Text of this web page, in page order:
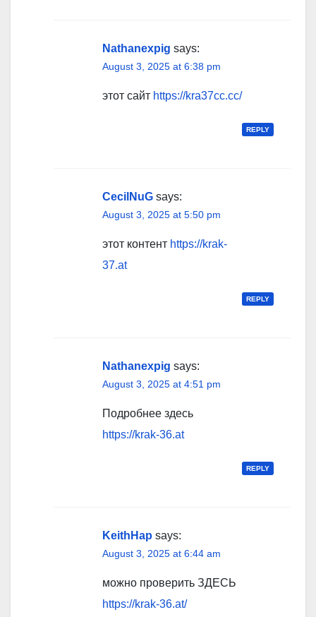
Nathanexpig says:
August 3, 2025 at 6:38 pm
этот сайт https://kra37cc.cc/
REPLY
CecilNuG says:
August 3, 2025 at 5:50 pm
этот контент https://krak-
37.at
REPLY
Nathanexpig says:
August 3, 2025 at 4:51 pm
Подробнее здесь
https://krak-36.at
REPLY
KeithHap says:
August 3, 2025 at 6:44 am
можно проверить ЗДЕСЬ
https://krak-36.at/